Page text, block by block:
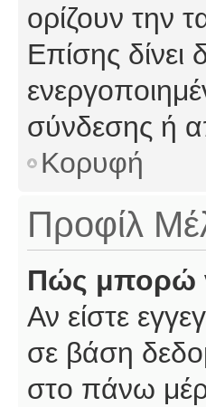
ορίζουν την
Επίσης δίνει
σύνδεσης ή
Κορυφή
Προφίλ
Πώς μπορώ
Αν είστε
σε βάση
στο πάνω